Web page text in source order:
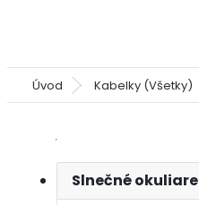
Úvod Kabelky (Všetky)
Slnečné okuliare